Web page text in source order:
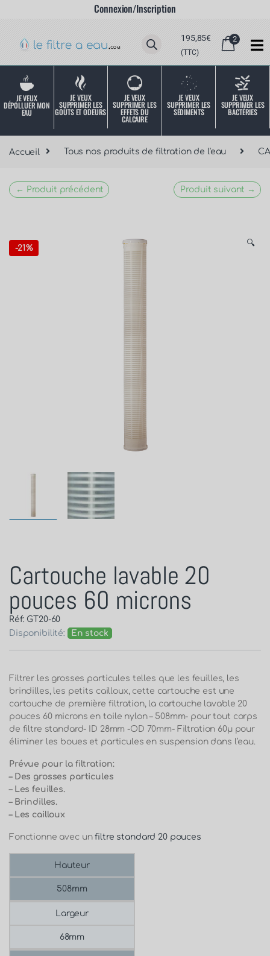
Connexion/Inscription
195,85€
(TTC)
2
JE VEUX
DÉPOLLUER MON
EAU
JE VEUX
SUPPRIMER LES
GOÛTS ET ODEURS
JE VEUX
SUPPRIMER LES
EFFETS DU
CALCAIRE
JE VEUX
SUPPRIMER LES
SÉDIMENTS
JE VEUX
SUPPRIMER LES
BACTÉRIES
Accueil Tous nos produits de filtration de l'eau
← Produit précédent Produit suivant →
-21%
🔍
Cartouche lavable 20
pouces 60 microns
Réf: GT20-60
Disponibilité:
En stock
Filtrer les grosses particules telles que les feuilles, les
brindilles, les petits cailloux, cette cartouche est une
cartouche de première filtration, la cartouche lavable 20
pouces 60 microns en toile nylon – 508mm- pour tout corps
de filtre standard- ID 28mm -OD 70mm- Filtration 60µ pour
éliminer les boues et particules en suspension dans l’eau.
Prévue pour la filtration:
– Des grosses particules
– Les feuilles.
– Brindilles.
– Les cailloux
Fonctionne avec unfiltre standard 20 pouces
Hauteur
508mm
Largeur
68mm